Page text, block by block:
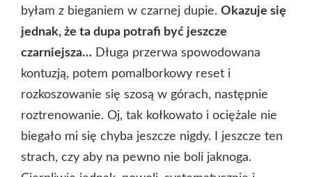
byłam z bieganiem w czarnej dupie. Okazuje się
jednak, że ta dupa potrafi być jeszcze
czarniejsza… Długa przerwa spowodowana
kontuzją, potem pomalborkowy reset i
rozkoszowanie się szosą w górach, następnie
roztrenowanie. Oj, tak kołkowato i ociężale nie
biegało mi się chyba jeszcze nigdy. I jeszcze ten
strach, czy aby na pewno nie boli jaknoga.